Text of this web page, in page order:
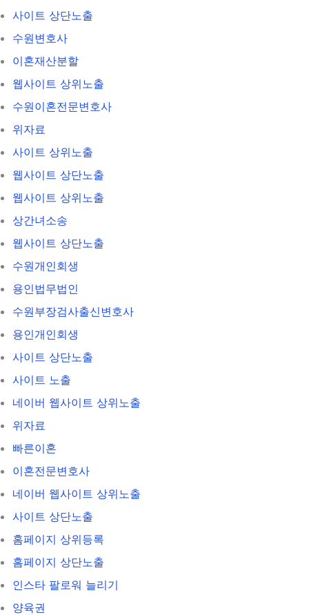
사이트 상단노출
수원변호사
이혼재산분할
웹사이트 상위노출
수원이혼전문변호사
위자료
사이트 상위노출
웹사이트 상단노출
웹사이트 상위노출
상간녀소송
웹사이트 상단노출
수원개인회생
용인법무법인
수원부장검사출신변호사
용인개인회생
사이트 상단노출
사이트 노출
네이버 웹사이트 상위노출
위자료
빠른이혼
이혼전문변호사
네이버 웹사이트 상위노출
사이트 상단노출
홈페이지 상위등록
홈페이지 상단노출
인스타 팔로워 늘리기
양육권